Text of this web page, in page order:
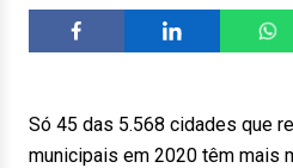
Só 45 das 5.568 cidades que
municipais em 2020 têm mais